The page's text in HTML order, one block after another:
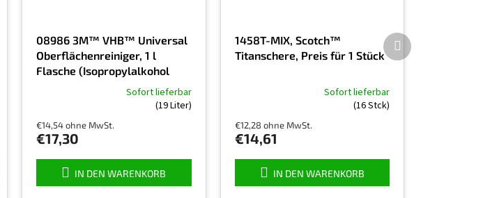
08986 3M™ VHB™ Universal
Oberflächenreiniger, 1 l
Flasche (Isopropylalkohol
VHB Surface cleaner)
Produktbewertung
ist
Sofort lieferbar
(19 Liter)
€14,54 ohne MwSt.
€17,30
IN DEN WARENKORB
1458T-MIX, Scotch™
Titanschere, Preis für 1 Stück
Produktbewertung
ist
Sofort lieferbar
(16 Stck)
€12,28 ohne MwSt.
€14,61
IN DEN WARENKORB
Nächstes
Produkt